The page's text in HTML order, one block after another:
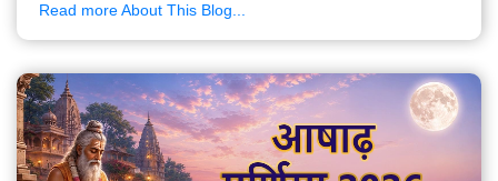
Read more About This Blog...